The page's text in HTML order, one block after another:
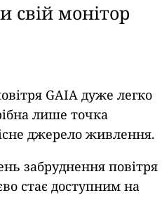
свій монітор
GAIA дуже легко
лише точка
джерело живлення.
забруднення повітря
стає доступним на